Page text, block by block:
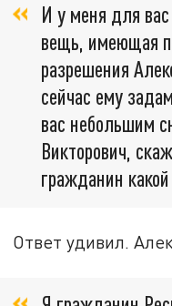
И у меня для вас
вещь, имеющая
разрешения
сейчас ему
вас небольшим
Викторович,
гражданин
Ответ удивил.